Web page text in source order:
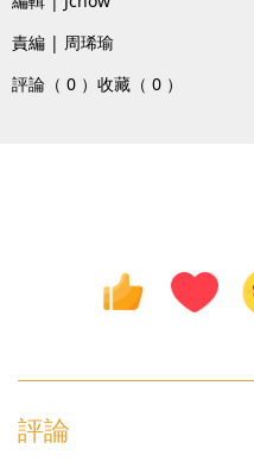
責編 | 周琋瑜
評論（ 0 ） 收藏（ 0 ）
評論